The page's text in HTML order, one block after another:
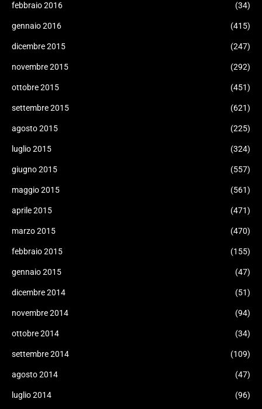
febbraio 2016 (34)
gennaio 2016 (415)
dicembre 2015 (247)
novembre 2015 (292)
ottobre 2015 (451)
settembre 2015 (621)
agosto 2015 (225)
luglio 2015 (324)
giugno 2015 (557)
maggio 2015 (561)
aprile 2015 (471)
marzo 2015 (470)
febbraio 2015 (155)
gennaio 2015 (47)
dicembre 2014 (51)
novembre 2014 (94)
ottobre 2014 (34)
settembre 2014 (109)
agosto 2014 (47)
luglio 2014 (96)